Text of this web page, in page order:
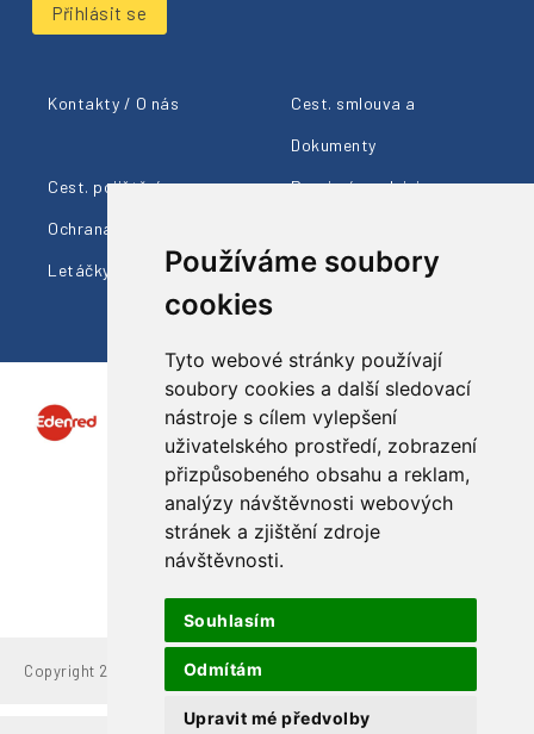
Používáme soubory
cookies
Tyto webové stránky používají
soubory cookies a další sledovací
nástroje s cílem vylepšení
uživatelského prostředí, zobrazení
přizpůsobeného obsahu a reklam,
analýzy návštěvnosti webových
stránek a zjištění zdroje
návštěvnosti.
Souhlasím
Odmítám
Upravit mé předvolby
Přihlásit se
Kontakty / O nás Cest. smlouva a
Dokumenty
Cest. pojištění Provizní prodejci
Ochrana údajů
Letáčky ke stažení
Sledujte nás
Copyright 2021 Valaška, s.r.o.